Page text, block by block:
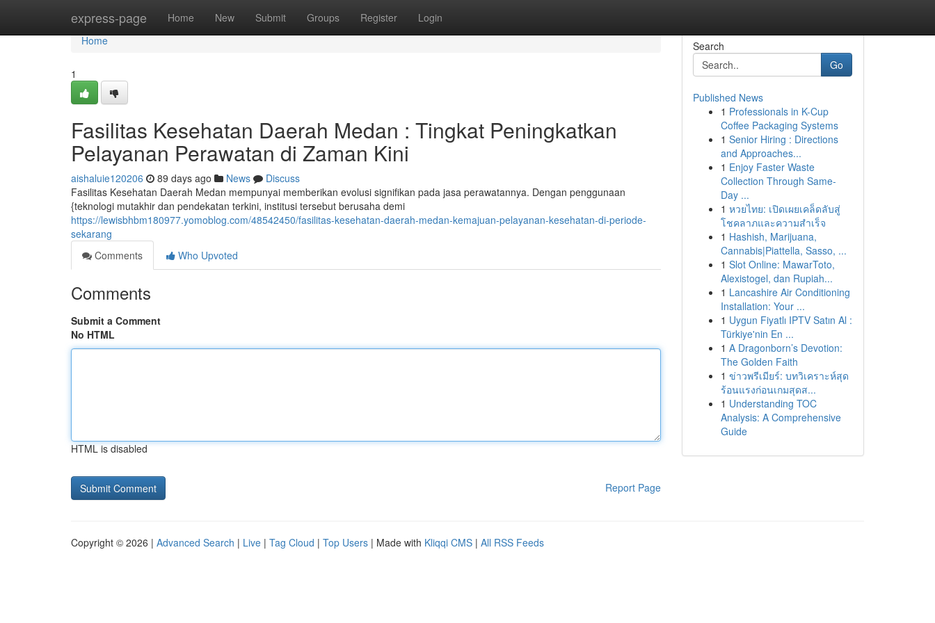
express-page Home New Submit Groups Register Login
Home
Home
1
Fasilitas Kesehatan Daerah Medan : Tingkat Peningkatkan
Pelayanan Perawatan di Zaman Kini
aishaluie120206 89 days ago News
Discuss
Fasilitas Kesehatan Daerah Medan mempunyai memberikan evolusi signifikan pada jasa perawatannya. Dengan penggunaan
{teknologi mutakhir dan pendekatan terkini, institusi tersebut berusaha demi
https://lewisbhbm180977.yomoblog.com/48542450/fasilitas-kesehatan-daerah-medan-kemajuan-pelayanan-kesehatan-di-periode-
sekarang
Comments
Who Upvoted
Comments
Submit a Comment
No HTML
HTML is disabled
Report Page
Search
Go
Published News
1 Professionals in K-Cup
Coffee Packaging Systems
1 Senior Hiring : Directions
and Approaches...
1 Enjoy Faster Waste
Collection Through Same-
Day ...
1 หวยไทย: เปิดเผยเคล็ดลับสู่
โชคลาภและความสำเร็จ
1 Hashish, Marijuana,
Cannabis|Piattella, Sasso, ...
1 Slot Online: MawarToto,
Alexistogel, dan Rupiah...
1 Lancashire Air Conditioning
Installation: Your ...
1 Uygun Fiyatlı IPTV Satın Al :
Türkiye'nin En ...
1 A Dragonborn’s Devotion:
The Golden Faith
1 ข่าวพรีเมียร์: บทวิเคราะห์สุด
ร้อนแรงก่อนเกมสุดส...
1 Understanding TOC
Analysis: A Comprehensive
Guide
Copyright © 2026 | Advanced Search | Live | Tag Cloud | Top Users | Made with Kliqqi CMS | All RSS Feeds